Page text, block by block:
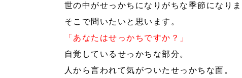
世の中がせっかちになりがちな季節になりま
そこで問いたいと思います。
「あなたはせっかちですか？」
自覚しているせっかちな部分。
人から言われて気がついたせっかちな面。